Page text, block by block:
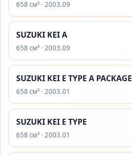
658 см³ · 2003.09
SUZUKI KEI A
658 см³ · 2003.09
SUZUKI KEI E TYPE A PACKAGE
658 см³ · 2003.01
SUZUKI KEI E TYPE
658 см³ · 2003.01